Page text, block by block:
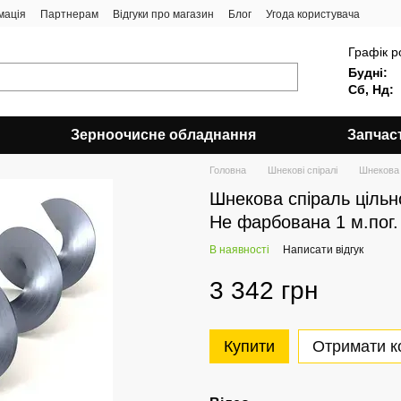
Партнерам Відгуки про магазин Блог Угода користувача
Графік
Будні:
Сб, Нд:
Зерноочисне обладнання
Головна Шнекові спіралі Шнекова
Шнекова спіраль
Не фарбована 1 м.пог.
В наявності Написати відгук
3 342 грн
Купити Отримати